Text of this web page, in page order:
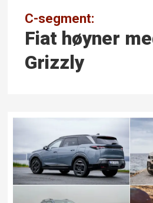
C-segment:
Fiat høyner
Grizzly